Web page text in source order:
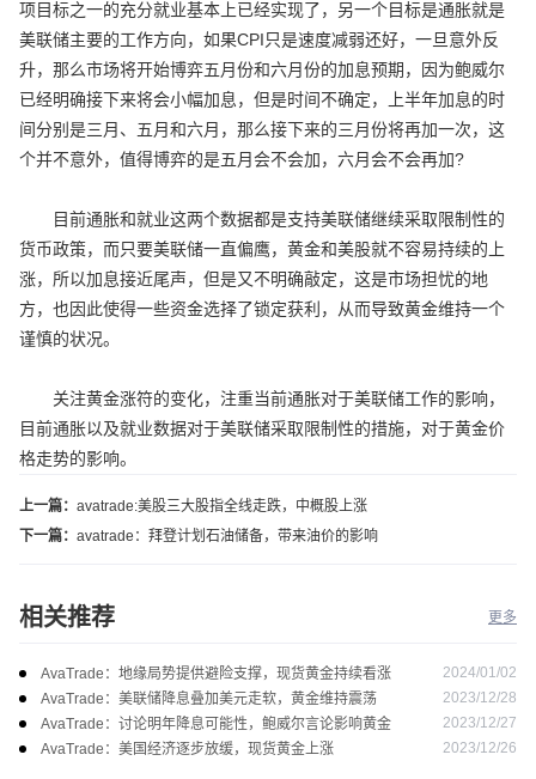
项目标之一的充分就业基本上已经实现了，另一个目标是通胀就是
美联储主要的工作方向，如果CPI只是速度减弱还好，一旦意外反
升，那么市场将开始博弈五月份和六月份的加息预期，因为鲍威尔
已经明确接下来将会小幅加息，但是时间不确定，上半年加息的时
间分别是三月、五月和六月，那么接下来的三月份将再加一次，这
个并不意外，值得博弈的是五月会不会加，六月会不会再加?
目前通胀和就业这两个数据都是支持美联储继续采取限制性的
货币政策，而只要美联储一直偏鹰，黄金和美股就不容易持续的上
涨，所以加息接近尾声，但是又不明确敲定，这是市场担忧的地
方，也因此使得一些资金选择了锁定获利，从而导致黄金维持一个
谨慎的状况。
关注黄金涨符的变化，注重当前通胀对于美联储工作的影响，
目前通胀以及就业数据对于美联储采取限制性的措施，对于黄金价
格走势的影响。
上一篇： avatrade:美股三大股指全线走跌，中概股上涨
下一篇： avatrade：拜登计划石油储备，带来油价的影响
相关推荐 更多
AvaTrade：地缘局势提供避险支撑，现货黄金持续看涨
2024/01/02
AvaTrade：美联储降息叠加美元走软，黄金维持震荡
2023/12/28
AvaTrade：讨论明年降息可能性，鲍威尔言论影响黄金
2023/12/27
AvaTrade：美国经济逐步放缓，现货黄金上涨
2023/12/26